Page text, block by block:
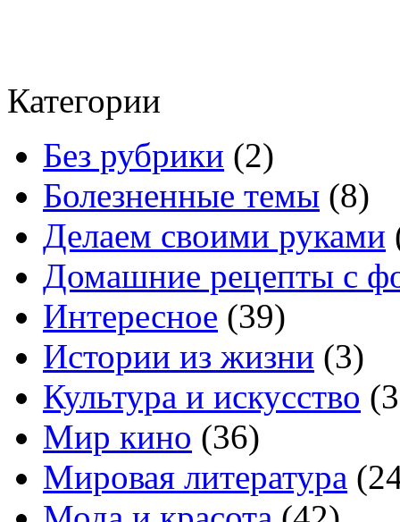
Категории
Без рубрики (2)
Болезненные темы (8)
Делаем своими руками
Домашние рецепты с
Интересное (39)
Истории из жизни (3)
Культура и искусство
Мир кино (36)
Мировая литература